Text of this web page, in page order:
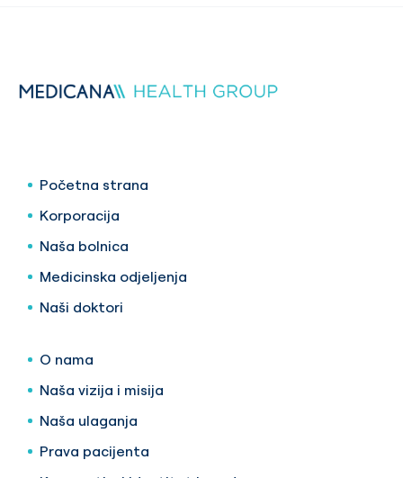
Početna strana
Korporacija
Naša bolnica
Medicinska odjeljenja
Naši doktori
O nama
Naša vizija i misija
Naša ulaganja
Prava pacijenta